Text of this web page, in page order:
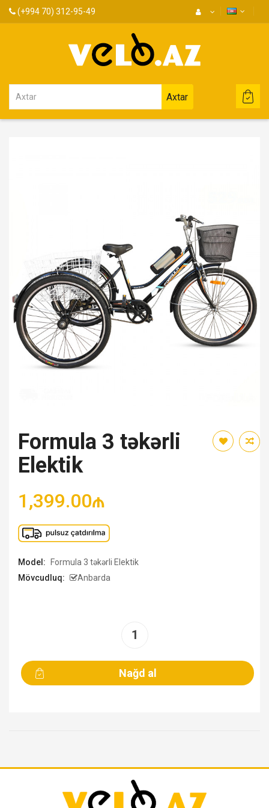
(+994 70) 312-95-49
Axtar
Formula 3 təkərli
Elektik
1,399.00₼
Model:
Formula 3 təkərli Elektik
Mövcudluq:
Anbarda